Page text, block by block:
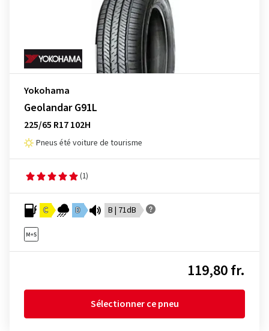
Yokohama
Geolandar G91L
225/65 R17 102H
Pneus été voiture de tourisme
(1)
C D B | 71dB
119,80 fr.
Sélectionner ce pneu